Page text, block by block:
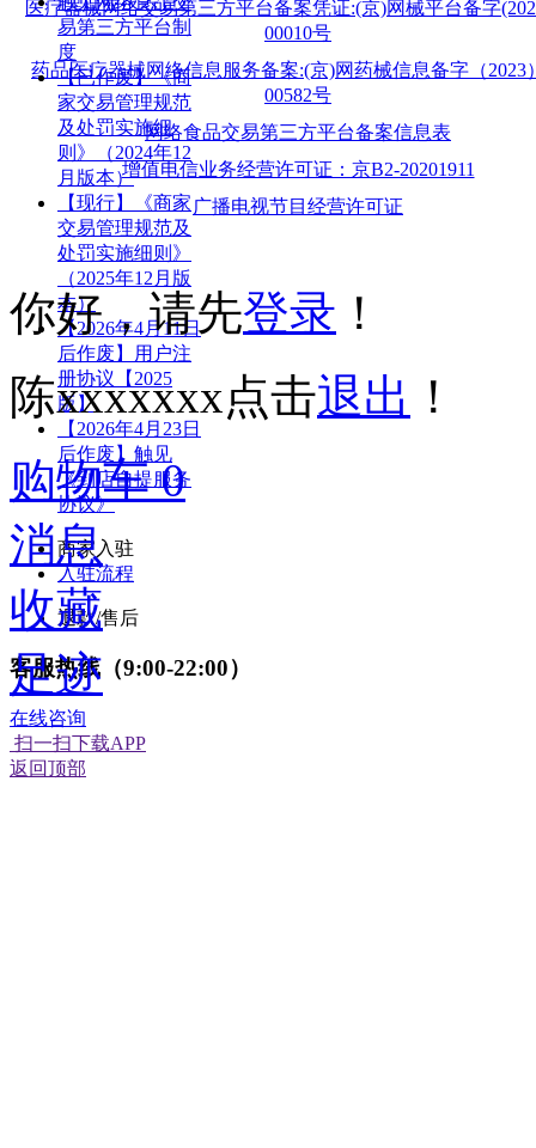
易第三方平台制
度
【已作废】《商
家交易管理规范
及处罚实施细
则》（2024年12
月版本）
【现行】《商家
交易管理规范及
处罚实施细则》
（2025年12月版
本）
【2026年4月11日
后作废】用户注
册协议【2025
版】
【2026年4月23日
后作废】触见
《到店自提服务
协议》
商家入驻
入驻流程
退款/售后
客服热线（9:00-22:00）
医疗器械网络交易第三方平台备案凭证:(京)网械平台备字
00010号
药品医疗器械网络信息服务备案:(京)网药械信息备字（2023
00582号
网络食品交易第三方平台备案信息表
增值电信业务经营许可证：京B2-20201911
广播电视节目经营许可证
你好，请先登录 ！
陈xxxxxxx点击退出 ！
购物车 0
消息
收藏
足迹
在线咨询
扫一扫下载APP
返回顶部